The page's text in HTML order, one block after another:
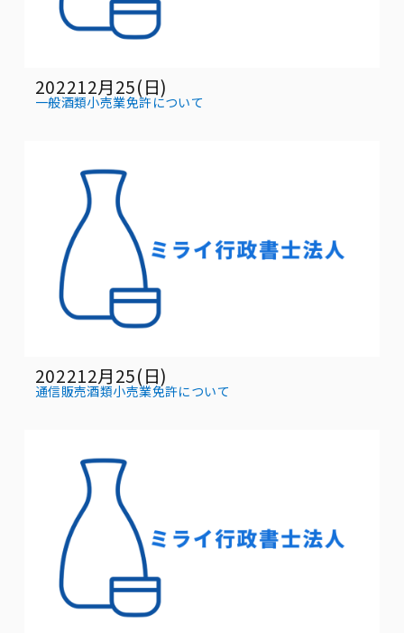
202212月25(日)
一般酒類小売業免許について
202212月25(日)
通信販売酒類小売業免許について